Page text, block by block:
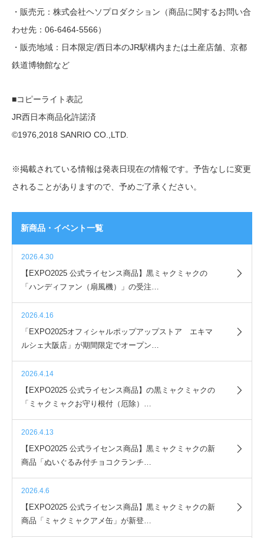
・販売元：株式会社ヘソプロダクション（商品に関するお問い合
わせ先：06-6464-5566）
・販売地域：日本限定/西日本のJR駅構内または土産店舗、京都
鉄道博物館など
■コピーライト表記
JR西日本商品化許諾済
©1976,2018 SANRIO CO.,LTD.
※掲載されている情報は発表日現在の情報です。予告なしに変更
されることがありますので、予めご了承ください。
新商品・イベント一覧
2026.4.30
【EXPO2025 公式ライセンス商品】黒ミャクミャクの
「ハンディファン（扇風機）」の受注…
2026.4.16
「EXPO2025オフィシャルポップアップストア エキマ
ルシェ大阪店」が期間限定でオープン…
2026.4.14
【EXPO2025 公式ライセンス商品】の黒ミャクミャクの
「ミャクミャクお守り根付（厄除）…
2026.4.13
【EXPO2025 公式ライセンス商品】黒ミャクミャクの新
商品「ぬいぐるみ付チョコクランチ…
2026.4.6
【EXPO2025 公式ライセンス商品】黒ミャクミャクの新
商品「ミャクミャクアメ缶」が新登…